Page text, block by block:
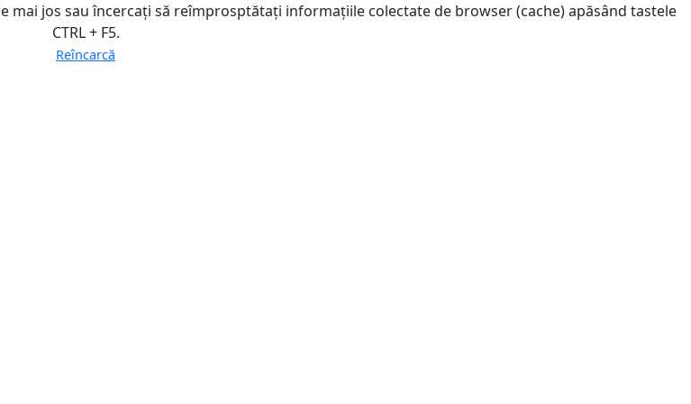
jos sau încercați să reîmprosptătați informațiile colectate de browser (cache) apăsând tastele
CTRL + F5.
Reîncarcă